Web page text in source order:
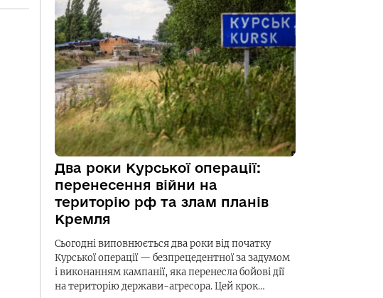
Два роки Курської операції:
перенесення війни на
територію рф та злам планів
Кремля
Сьогодні виповнюється два роки від початку
Курської операції — безпрецедентної за задумом
і виконанням кампанії, яка перенесла бойові дії
на територію держави-агресора. Цей крок…